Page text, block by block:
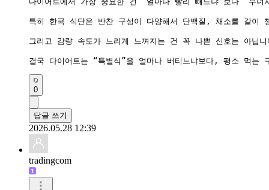
특히 한국 식단은 반찬 구성이 다양해서 단백질, 채소를 같
그리고 감량 속도가 느리게 느껴지는 건 꼭 나쁜 신호는 아닙
결국 다이어트는 “특별식”을 얼마나 버티느냐보다, 평소 먹
0
답글 쓰기
2026.05.28 12:39
tradingcom